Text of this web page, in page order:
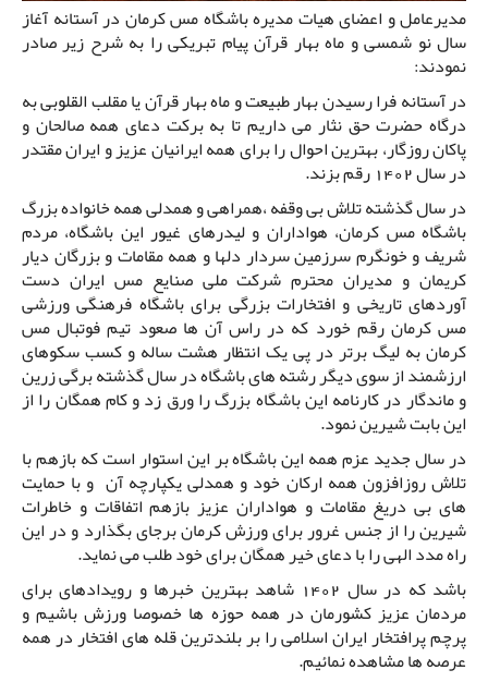
مدیرعامل و اعضای هیات مدیره باشگاه مس کرمان در آستانه آغاز
سال نو شمسی و ماه بهار قرآن پیام تبریکی را به شرح زیر صادر
نمودند:
در آستانه فرا رسیدن بهار طبیعت و ماه بهار قرآن یا مقلب القلوبی به
درگاه حضرت حق نثار می داریم تا به برکت دعای همه صالحان و
پاکان روزگار، بهترین احوال را برای همه ایرانیان عزیز و ایران مقتدر
در سال 1402 رقم بزند.
در سال گذشته تلاش بی وقفه ،همراهی و همدلی همه خانواده بزرگ
باشگاه مس کرمان، هواداران و لیدرهای غیور این باشگاه، مردم
شریف و خونگرم سرزمین سردار دلها و همه مقامات و بزرگان دیار
کریمان و مدیران محترم شرکت ملی صنایع مس ایران دست
آوردهای تاریخی و افتخارات بزرگی برای باشگاه فرهنگی ورزشی
مس کرمان رقم خورد که در راس آن ها صعود تیم فوتبال مس
کرمان به لیگ برتر در پی یک انتظار هشت ساله و کسب سکوهای
ارزشمند از سوی دیگر رشته های باشگاه در سال گذشته برگی زرین
و ماندگار در کارنامه این باشگاه بزرگ را ورق زد و کام همگان را از
این بابت شیرین نمود.
در سال جدید عزم همه این باشگاه بر این استوار است که بازهم با
تلاش روزافزون همه ارکان خود و همدلی یکپارچه آن و با حمایت
های بی دریغ مقامات و هواداران عزیز بازهم اتفاقات و خاطرات
شیرین را از جنس غرور برای ورزش کرمان برجای بگذارد و در این
راه مدد الهی را با دعای خیر همگان برای خود طلب می نماید.
باشد که در سال 1402 شاهد بهترین خبرها و رویدادهای برای
مردمان عزیز کشورمان در همه حوزه ها خصوصا ورزش باشیم و
پرچم پرافتخار ایران اسلامی را بر بلندترین قله های افتخار در همه
عرصه ها مشاهده نمائیم.